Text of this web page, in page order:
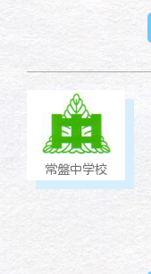
常盤中学校